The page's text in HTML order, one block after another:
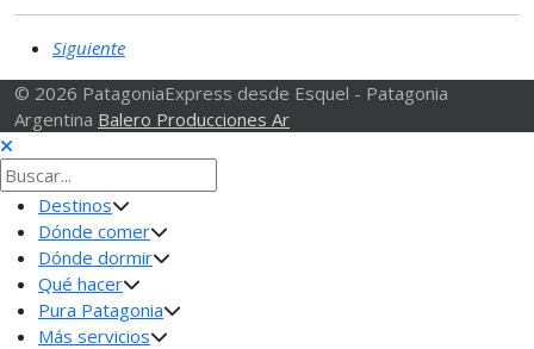
Siguiente
© 2026 PatagoniaExpress desde Esquel - Patagonia
Argentina Balero Producciones Ar
Destinos
Dónde comer
Dónde dormir
Qué hacer
Pura Patagonia
Más servicios